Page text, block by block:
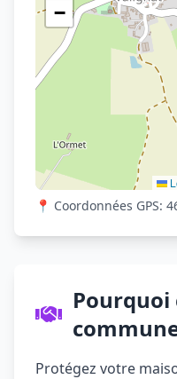
−
📍 Coordonnées GPS:
Protégez votre